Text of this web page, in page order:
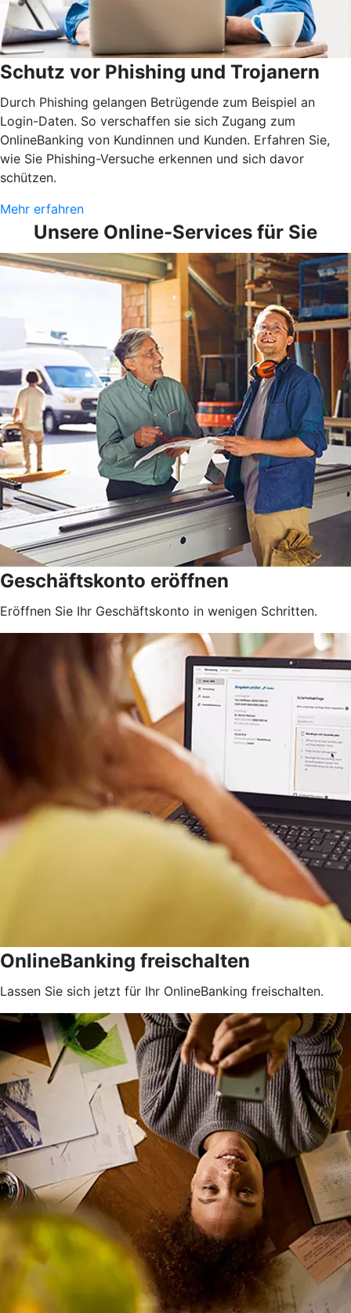
Schutz vor Phishing und Trojanern
Durch Phishing gelangen Betrügende zum Beispiel an
Login-Daten. So verschaffen sie sich Zugang zum
OnlineBanking von Kundinnen und Kunden. Erfahren Sie,
wie Sie Phishing-Versuche erkennen und sich davor
schützen.
Mehr erfahren
Unsere Online-Services für Sie
Geschäftskonto eröffnen
Eröffnen Sie Ihr Geschäftskonto in wenigen Schritten.
OnlineBanking freischalten
Lassen Sie sich jetzt für Ihr OnlineBanking freischalten.